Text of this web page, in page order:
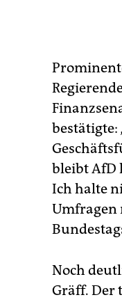
bestätigte:
bleibt AfD
Ich halte
Umfragen
Noch
Gräff. Der